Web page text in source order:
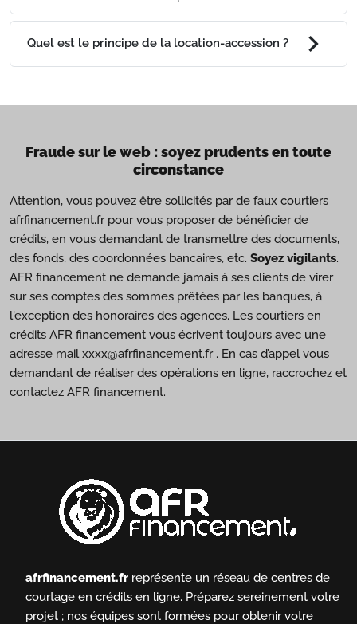
Quel est le principe de la location-accession ? chevron_right
Fraude sur le web : soyez prudents en toute
circonstance
Attention, vous pouvez être sollicités par de faux courtiers
afrfinancement.fr pour vous proposer de bénéficier de
crédits, en vous demandant de transmettre des documents,
des fonds, des coordonnées bancaires, etc. Soyez vigilants.
AFR financement ne demande jamais à ses clients de virer
sur ses comptes des sommes prêtées par les banques, à
l'exception des honoraires des agences. Les courtiers en
crédits AFR financement vous écrivent toujours avec une
adresse mail xxxx@afrfinancement.fr . En cas d’appel vous
demandant de réaliser des opérations en ligne, raccrochez et
contactez AFR financement.
afrfinancement.fr représente un réseau de centres de
courtage en crédits en ligne. Préparez sereinement votre
projet ; nos équipes sont formées pour obtenir votre